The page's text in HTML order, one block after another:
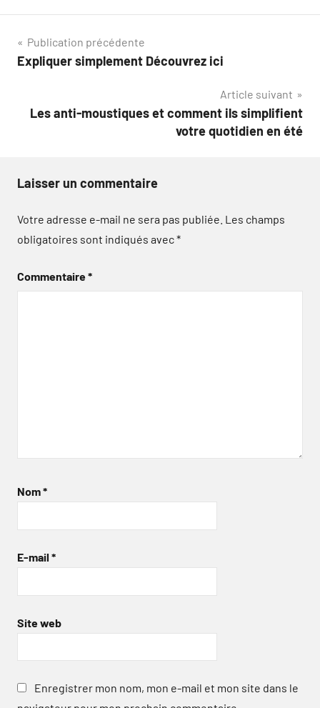
Navigation
de
Publication précédente
Expliquer simplement Découvrez ici
Article suivant
Les anti-moustiques et comment ils simplifient
votre quotidien en été
Laisser un commentaire
Votre adresse e-mail ne sera pas publiée. Les champs
obligatoires sont indiqués avec*
Commentaire*
Nom*
E-mail *
Site web
Enregistrer mon nom, mon e-mail et mon site dans le